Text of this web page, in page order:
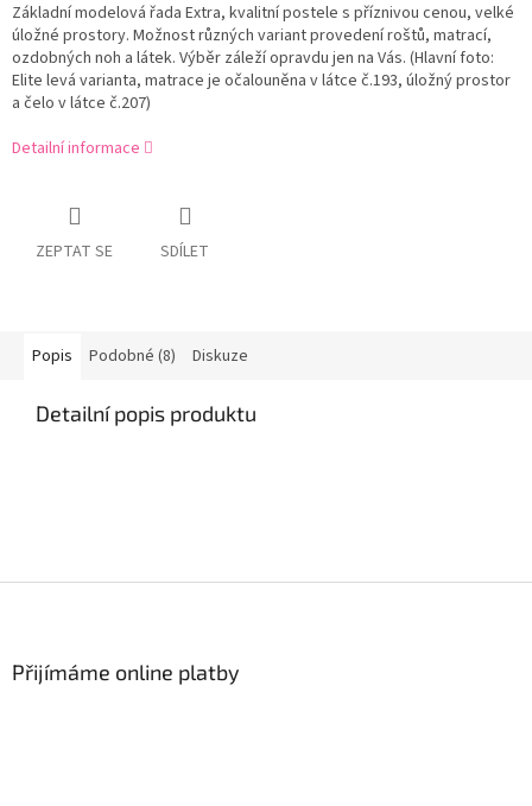
Základní modelová řada Extra, kvalitní postele s příznivou cenou, velké
úložné prostory. Možnost různých variant provedení roštů, matrací,
ozdobných noh a látek. Výběr záleží opravdu jen na Vás. (Hlavní foto:
Elite levá varianta, matrace je očalouněna v látce č.193, úložný prostor
a čelo v látce č.207)
Detailní informace
ZEPTAT SE SDÍLET
Popis Podobné (8) Diskuze
Detailní popis produktu
Přijímáme online platby